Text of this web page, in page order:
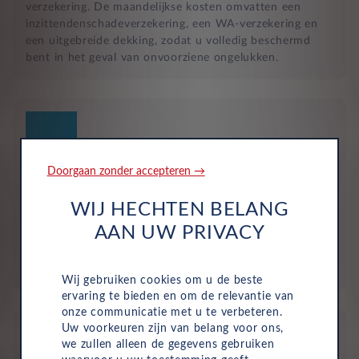
verzekering. De maandelijkse kosten omvatten een
inzittendenschadeverzekering, een WA-verzekering en
een uitgebreide dekking, zodat u volledig beschermd
bent in het geval van onvoorziene ongelukken.
Bij zakelijke lease is de leasemaatschappij eigenaar van
de auto en betaalt u een vast maandbedrag. Hierdoor
Doorgaan zonder accepteren →
WIJ HECHTEN BELANG
AAN UW PRIVACY
Wij gebruiken cookies om u de beste
ervaring te bieden en om de relevantie van
onze communicatie met u te verbeteren.
Uw voorkeuren zijn van belang voor ons,
we zullen alleen de gegevens gebruiken